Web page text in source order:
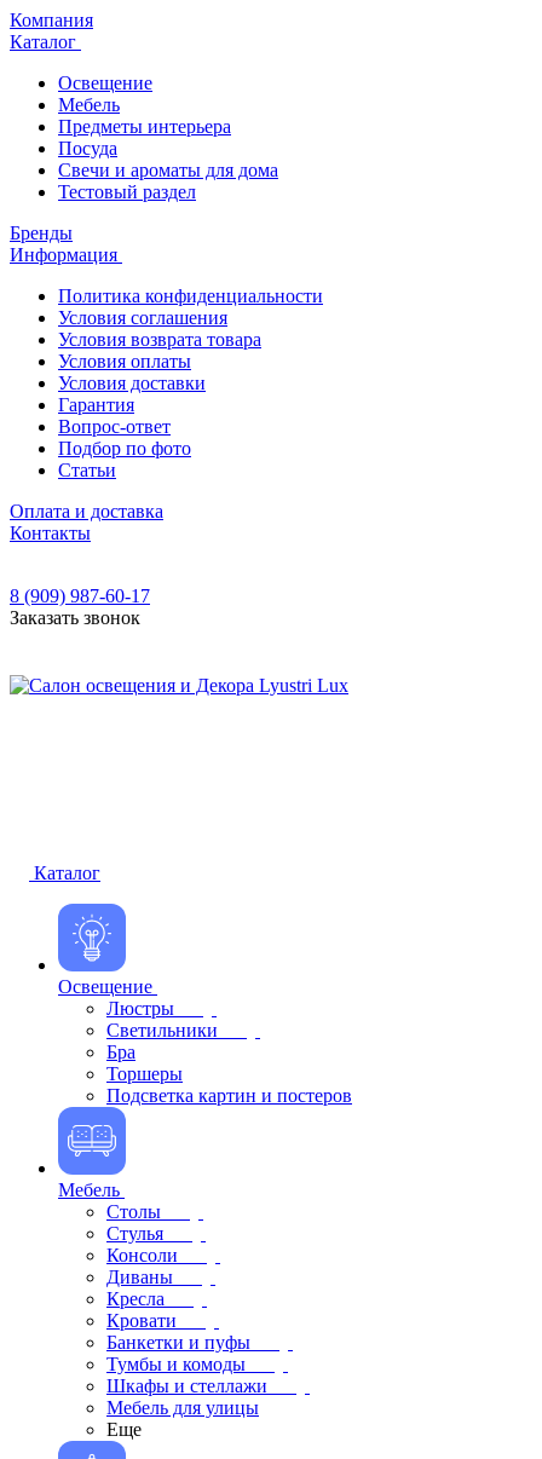
Компания
Каталог
Освещение
Мебель
Предметы интерьера
Посуда
Свечи и ароматы для дома
Тестовый раздел
Бренды
Информация
Политика конфиденциальности
Условия соглашения
Условия возврата товара
Условия оплаты
Условия доставки
Гарантия
Вопрос-ответ
Подбор по фото
Статьи
Оплата и доставка
Контакты
8 (909) 987-60-17
Заказать звонок
Каталог
Освещение
Люстры
Светильники
Бра
Торшеры
Подсветка картин и постеров
Мебель
Столы
Стулья
Консоли
Диваны
Кресла
Кровати
Банкетки и пуфы
Тумбы и комоды
Шкафы и стеллажи
Мебель для улицы
Еще